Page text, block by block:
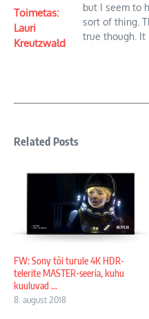
Toimetas:
Lauri
Kreutzwald
but I seem to
sort of thing.
true though. It
Related Posts
FW: Sony tõi turule 4K HDR-
telerite MASTER-seeria, kuhu
kuuluvad ...
8. august 2018